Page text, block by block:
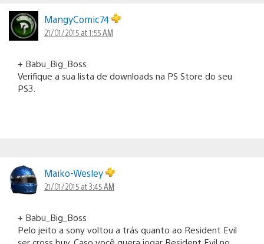
MangyComic74
21/01/2015 at 1:55 AM
+ Babu_Big_Boss
Verifique a sua lista de downloads na PS Store do seu
PS3.
Maiko-Wesley
21/01/2015 at 3:45 AM
+ Babu_Big_Boss
Pelo jeito a sony voltou a trás quanto ao Resident Evil